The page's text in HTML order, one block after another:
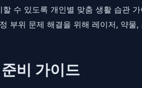
수 있도록 개인별 맞춤 생활 습관
부위 문제 해결을 위해 레이저, 약물
비 가이드